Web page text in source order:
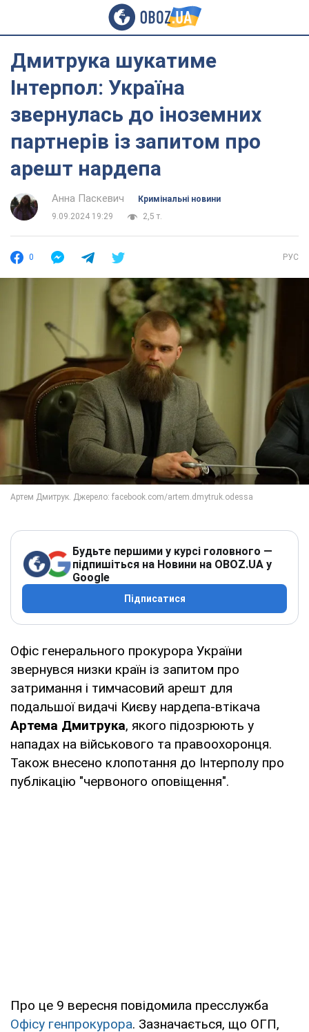
Дмитрука шукатиме
Інтерпол: Україна
звернулась до іноземних
партнерів із запитом про
арешт нардепа
Анна Паскевич
Кримінальні новини
9.09.2024 19:29
2,5 т.
0 РУС
Будьте першими у курсі головного —
підпишіться на Новини на OBOZ.UA у
Google
Підписатися
Офіс генерального прокурора України
звернувся низки країн із запитом про
затримання і тимчасовий арешт для
подальшої видачі Києву нардепа-втікача
Артема Дмитрука, якого підозрюють у
нападах на військового та правоохоронця.
Також внесено клопотання до Інтерполу про
публікацію "червоного оповіщення".
Про це 9 вересня повідомила пресслужба
Офісу генпрокурора. Зазначається, що ОГП,